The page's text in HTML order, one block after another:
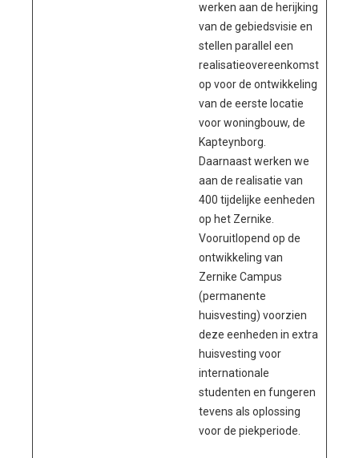
werken aan de herijking
van de gebiedsvisie en
stellen parallel een
realisatieovereenkomst
op voor de ontwikkeling
van de eerste locatie
voor woningbouw, de
Kapteynborg.
Daarnaast werken we
aan de realisatie van
400 tijdelijke eenheden
op het Zernike.
Vooruitlopend op de
ontwikkeling van
Zernike Campus
(permanente
huisvesting) voorzien
deze eenheden in extra
huisvesting voor
internationale
studenten en fungeren
tevens als oplossing
voor de piekperiode.